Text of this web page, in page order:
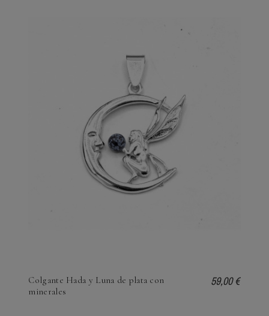
Colgante Hada y Luna de plata con
minerales
59,00 €